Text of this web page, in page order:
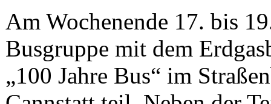
Am Wochenende 17. bis
Busgruppe mit dem
„100 Jahre Bus“ im